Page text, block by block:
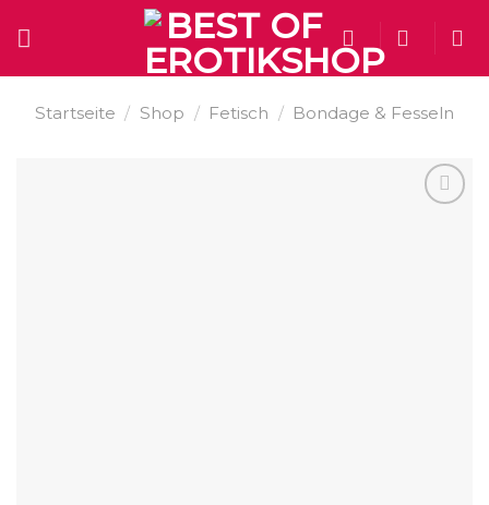
Startseite / Shop / Fetisch / Bondage & Fesseln